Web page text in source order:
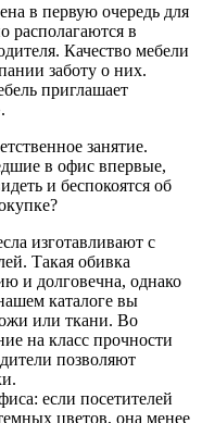
в первую очередь для
располагаются в
Качество мебели
заботу о них.
приглашает
занятие.
в офис впервые,
и беспокоятся об
изготавливают с
Такая обивка
и долговечна, однако
каталоге вы
или ткани. Во
на класс прочности
позволяют
если посетителей
цветов, она менее